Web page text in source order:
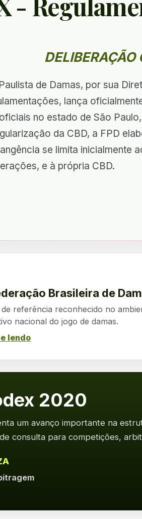
de Damas, por sua
lança
no estado de São
da CBD, a FPD
se limita inicialmente
e à própria CBD.
Brasileira de
referência reconhecido no
nacional do jogo de damas.
lendo
2020
um avanço importante na
consulta para competições,